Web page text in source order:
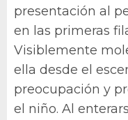
presentación al
en las primeras
Visiblemente
ella desde el
preocupación y
el niño. Al